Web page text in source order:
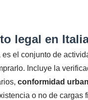
legal en
el conjunto de
Incluye la
conformidad
o no de cargas